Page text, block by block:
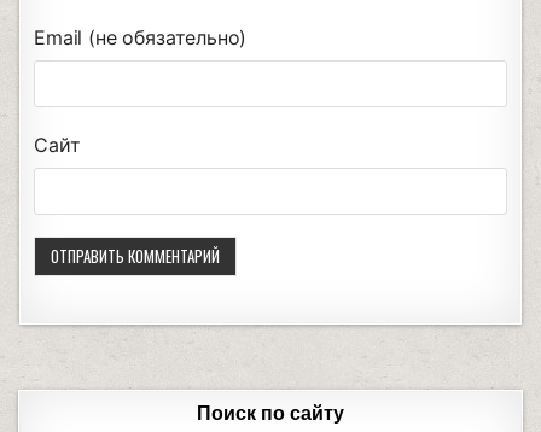
Email (не обязательно)
Сайт
Поиск по сайту